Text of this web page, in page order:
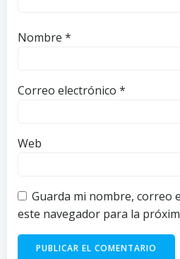
Nombre *
Correo electrónico *
Web
Guarda mi nombre, correo
este navegador para la